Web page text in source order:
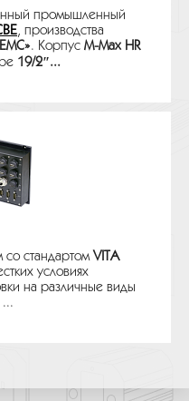
промышленный
, производства
. Корпус M-Max HR
19/2″...
со стандартом VITA
условиях
на различные виды
...